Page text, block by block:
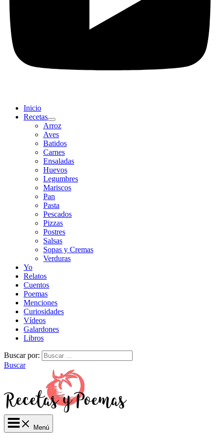
Inicio
Recetas
Arroz
Aves
Batidos
Carnes
Ensaladas
Huevos
Legumbres
Mariscos
Pan
Pasta
Pescados
Pizzas
Postres
Salsas
Sopas y Cremas
Verduras
Yo
Relatos
Cuentos
Poemas
Menciones
Curiosidades
Vídeos
Galardones
Libros
Buscar por:
Buscar
Menú